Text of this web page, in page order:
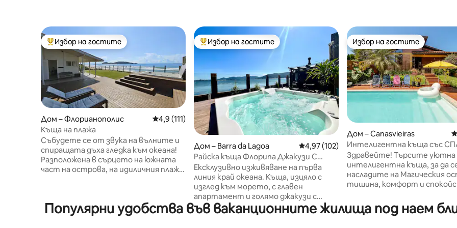
Най-популярен избор на гостите
Избор на гостите
Дом – Флорианополис Средна оценка: 4,9 от 5, 111 отзива
4,9 (111)
Къща на плажа
Събудете се от звука на вълните и
спиращата дъха гледка към океана!
Разположена в сърцето на южната
част на острова, на идиличния плаж
кристално чистите води на Кампече
или се отпуснете под звука на
Най-популярен избор на гостите
Избор на гостите
Дом – Barra da Lagoa Средна оценка: 4,97 от 5, 102 отзива
4,97 (102)
Райска къща Флорипа Джакузи С
изглед към морето
Ексклузивно изживяване на първа
линия край океана. Къща, изцяло с
изглед към морето, с главен
апартамент и голямо джакузи с
директен изглед към лагуната и
уникален залез. Изискана резиденция
Избор на гостите
Избор на гостите
Дом – Canasvieiras
Интелигентна къща със
басейн, Alexa и караоке
Здравейте! Търсите уютна
интелигентна къща, за да
насладите на Магическия
тишина, комфорт и
басейна и СПА центъра.
на плажа Кашоейра до Бом
Популярни удобства във ваканционните жилища под наем